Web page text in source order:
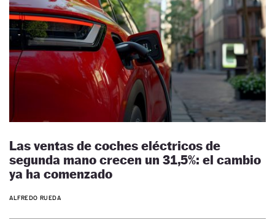
Las ventas de coches eléctricos de
segunda mano crecen un 31,5%: el cambio
ya ha comenzado
ALFREDO RUEDA